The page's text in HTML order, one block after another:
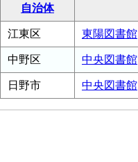
自治体
江東区 東陽図書館
中野区 中央図書館
日野市 中央図書館